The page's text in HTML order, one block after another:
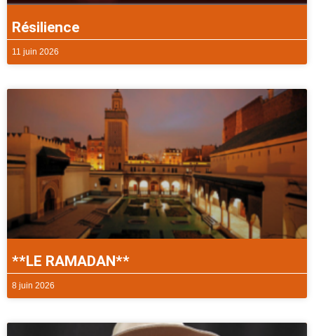
Résilience
11 juin 2026
**LE RAMADAN**
8 juin 2026